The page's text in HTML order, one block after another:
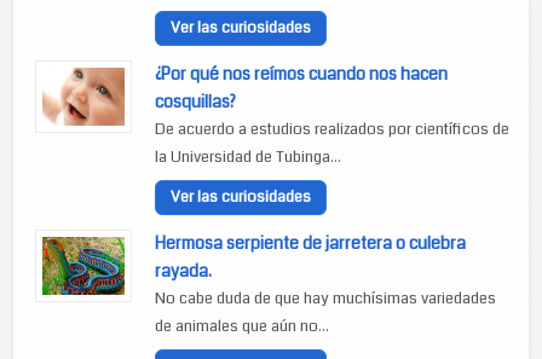
Ver las curiosidades
¿Por qué nos reímos cuando nos hacen
cosquillas?
De acuerdo a estudios realizados por científicos de
la Universidad de Tubinga...
Ver las curiosidades
Hermosa serpiente de jarretera o culebra
rayada.
No cabe duda de que hay muchísimas variedades
de animales que aún no...